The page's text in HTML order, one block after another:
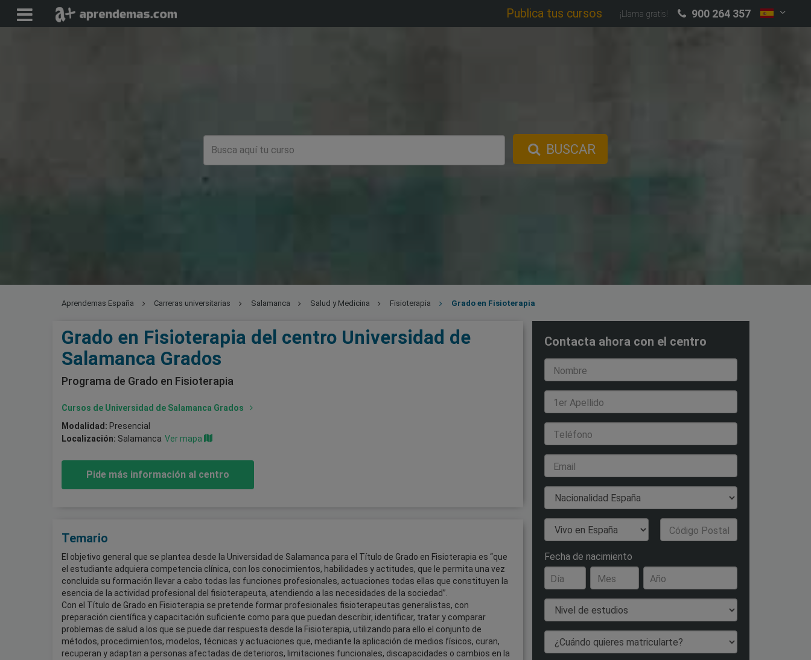
Publica tus cursos ¡Llama gratis! 900 264 357
BUSCAR
Aprendemas España Carreras universitarias Salamanca Salud y Medicina Fisioterapia Grado en Fisioterapia
Grado en Fisioterapia del centro Universidad de
Salamanca Grados
Programa de Grado en Fisioterapia
Cursos de Universidad de Salamanca Grados
Modalidad: Presencial
Localización: Salamanca Ver mapa
Pide más información al centro
Temario
El objetivo general que se plantea desde la Universidad de Salamanca para el Título de Grado en Fisioterapia es “que
el estudiante adquiera competencia clínica, con los conocimientos, habilidades y actitudes, que le permita una vez
concluida su formación llevar a cabo todas las funciones profesionales, actuaciones todas ellas que constituyen la
esencia de la actividad profesional del fisioterapeuta, atendiendo a las necesidades de la sociedad”.
Con el Título de Grado en Fisioterapia se pretende formar profesionales fisioterapeutas generalistas, con
preparación científica y capacitación suficiente como para que puedan describir, identificar, tratar y comparar
problemas de salud a los que se puede dar respuesta desde la Fisioterapia, utilizando para ello el conjunto de
métodos, procedimientos, modelos, técnicas y actuaciones que, mediante la aplicación de medios físicos, curan,
recuperan y adaptan a personas afectadas de deterioros, limitaciones funcionales, discapacidades o cambios en la
Contacta ahora con el centro
Nombre
1er Apellido
Teléfono
Email
Nacionalidad
País de Residencia Código Postal
Fecha de nacimiento
Día
Mes Año
Nivel de estudios
¿Cuándo quieres matricularte?